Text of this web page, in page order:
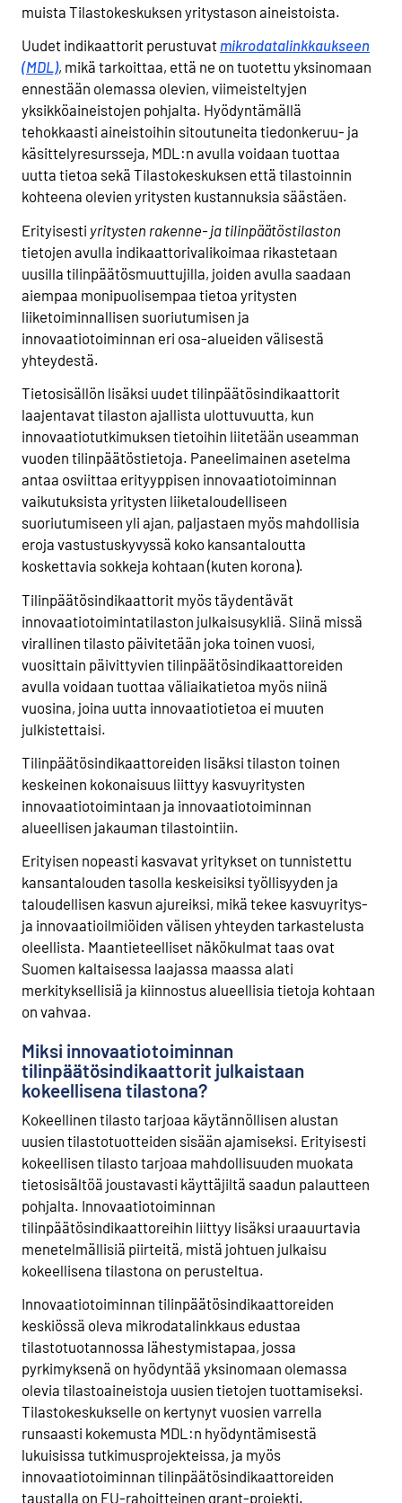
muista Tilastokeskuksen yritystason aineistoista.
Uudet indikaattorit perustuvat mikrodatalinkkaukseen
(MDL), mikä tarkoittaa, että ne on tuotettu yksinomaan
ennestään olemassa olevien, viimeisteltyjen
yksikköaineistojen pohjalta. Hyödyntämällä
tehokkaasti aineistoihin sitoutuneita tiedonkeruu- ja
käsittelyresursseja, MDL:n avulla voidaan tuottaa
uutta tietoa sekä Tilastokeskuksen että tilastoinnin
kohteena olevien yritysten kustannuksia säästäen.
Erityisesti yritysten rakenne- ja tilinpäätöstilaston
tietojen avulla indikaattorivalikoimaa rikastetaan
uusilla tilinpäätösmuuttujilla, joiden avulla saadaan
aiempaa monipuolisempaa tietoa yritysten
liiketoiminnallisen suoriutumisen ja
innovaatiotoiminnan eri osa-alueiden välisestä
yhteydestä.
Tietosisällön lisäksi uudet tilinpäätösindikaattorit
laajentavat tilaston ajallista ulottuvuutta, kun
innovaatiotutkimuksen tietoihin liitetään useamman
vuoden tilinpäätöstietoja. Paneelimainen asetelma
antaa osviittaa erityyppisen innovaatiotoiminnan
vaikutuksista yritysten liiketaloudelliseen
suoriutumiseen yli ajan, paljastaen myös mahdollisia
eroja vastustuskyvyssä koko kansantaloutta
koskettavia sokkeja kohtaan (kuten korona).
Tilinpäätösindikaattorit myös täydentävät
innovaatiotoimintatilaston julkaisusykliä. Siinä missä
virallinen tilasto päivitetään joka toinen vuosi,
vuosittain päivittyvien tilinpäätösindikaattoreiden
avulla voidaan tuottaa väliaikatietoa myös niinä
vuosina, joina uutta innovaatiotietoa ei muuten
julkistettaisi.
Tilinpäätösindikaattoreiden lisäksi tilaston toinen
keskeinen kokonaisuus liittyy kasvuyritysten
innovaatiotoimintaan ja innovaatiotoiminnan
alueellisen jakauman tilastointiin.
Erityisen nopeasti kasvavat yritykset on tunnistettu
kansantalouden tasolla keskeisiksi työllisyyden ja
taloudellisen kasvun ajureiksi, mikä tekee kasvuyritys-
ja innovaatioilmiöiden välisen yhteyden tarkastelusta
oleellista. Maantieteelliset näkökulmat taas ovat
Suomen kaltaisessa laajassa maassa alati
merkityksellisiä ja kiinnostus alueellisia tietoja kohtaan
on vahvaa.
Miksi innovaatiotoiminnan
tilinpäätösindikaattorit julkaistaan
kokeellisena tilastona?
Kokeellinen tilasto tarjoaa käytännöllisen alustan
uusien tilastotuotteiden sisään ajamiseksi. Erityisesti
kokeellisen tilasto tarjoaa mahdollisuuden muokata
tietosisältöä joustavasti käyttäjiltä saadun palautteen
pohjalta. Innovaatiotoiminnan
tilinpäätösindikaattoreihin liittyy lisäksi uraauurtavia
menetelmällisiä piirteitä, mistä johtuen julkaisu
kokeellisena tilastona on perusteltua.
Innovaatiotoiminnan tilinpäätösindikaattoreiden
keskiössä oleva mikrodatalinkkaus edustaa
tilastotuotannossa lähestymistapaa, jossa
pyrkimyksenä on hyödyntää yksinomaan olemassa
olevia tilastoaineistoja uusien tietojen tuottamiseksi.
Tilastokeskukselle on kertynyt vuosien varrella
runsaasti kokemusta MDL:n hyödyntämisestä
lukuisissa tutkimusprojekteissa, ja myös
innovaatiotoiminnan tilinpäätösindikaattoreiden
taustalla on EU-rahoitteinen grant-projekti.